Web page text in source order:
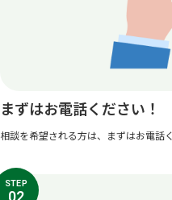
まずはお電話ください！
相談を希望される方は、まずはお電話
STEP